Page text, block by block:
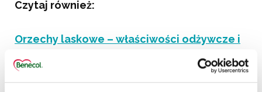
Czytaj również:
Orzechy laskowe – właściwości odżywcze i